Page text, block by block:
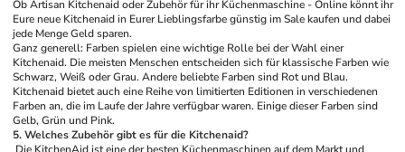
Ob Artisan Kitchenaid oder Zubehör für ihr Küchenmaschine - Online könnt ihr
Eure neue Kitchenaid in Eurer Lieblingsfarbe günstig im Sale kaufen und dabei
jede Menge Geld sparen.
Ganz generell: Farben spielen eine wichtige Rolle bei der Wahl einer
Kitchenaid. Die meisten Menschen entscheiden sich für klassische Farben wie
Schwarz, Weiß oder Grau. Andere beliebte Farben sind Rot und Blau.
Kitchenaid bietet auch eine Reihe von limitierten Editionen in verschiedenen
Farben an, die im Laufe der Jahre verfügbar waren. Einige dieser Farben sind
Gelb, Grün und Pink.
5. Welches Zubehör gibt es für die Kitchenaid?